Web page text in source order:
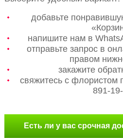
добавьте
напишите нам в
отправьте запрос в
правом
закажите
свяжитесь с флористом
891-
Есть ли у вас срочная